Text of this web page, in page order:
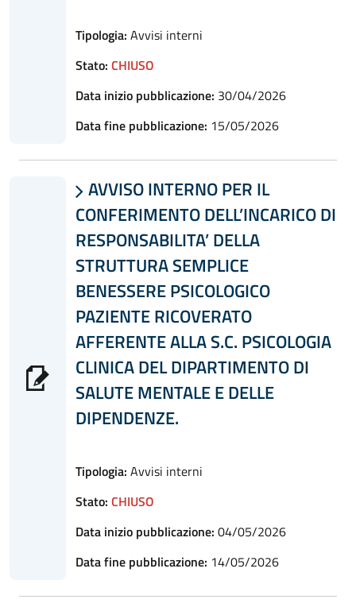
Tipologia: Avvisi interni
Stato: CHIUSO
Data inizio pubblicazione: 30/04/2026
Data fine pubblicazione: 15/05/2026
 AVVISO INTERNO PER IL
CONFERIMENTO DELL’INCARICO DI
RESPONSABILITA’ DELLA
STRUTTURA SEMPLICE
BENESSERE PSICOLOGICO
PAZIENTE RICOVERATO
AFFERENTE ALLA S.C. PSICOLOGIA
CLINICA DEL DIPARTIMENTO DI
SALUTE MENTALE E DELLE
DIPENDENZE.
Tipologia: Avvisi interni
Stato: CHIUSO
Data inizio pubblicazione: 04/05/2026
Data fine pubblicazione: 14/05/2026